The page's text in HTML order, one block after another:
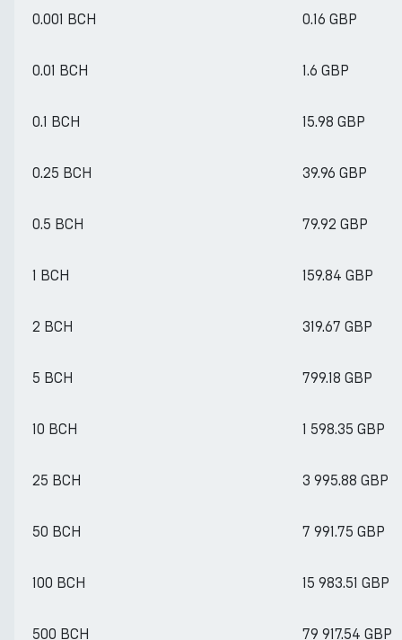
0.001 BCH 0.16 GBP
0.01 BCH 1.6 GBP
0.1 BCH 15.98 GBP
0.25 BCH 39.96 GBP
0.5 BCH 79.92 GBP
1 BCH 159.84 GBP
2 BCH 319.67 GBP
5 BCH 799.18 GBP
10 BCH 1 598.35 GBP
25 BCH 3 995.88 GBP
50 BCH 7 991.75 GBP
100 BCH 15 983.51 GBP
500 BCH 79 917.54 GBP